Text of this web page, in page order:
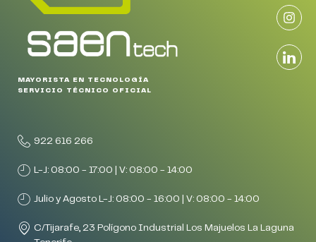
MAYORISTA EN TECNOLOGÍA
SERVICIO TÉCNICO OFICIAL
922 616 266
L-J: 08:00 - 17:00 | V: 08:00 - 14:00
Julio y Agosto L-J: 08:00 - 16:00 | V: 08:00 - 14:00
C/Tijarafe, 23 Polígono Industrial Los Majuelos La Laguna